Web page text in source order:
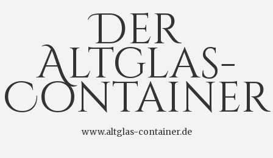
Der
Altglas-
Container
www.altglas-container.de